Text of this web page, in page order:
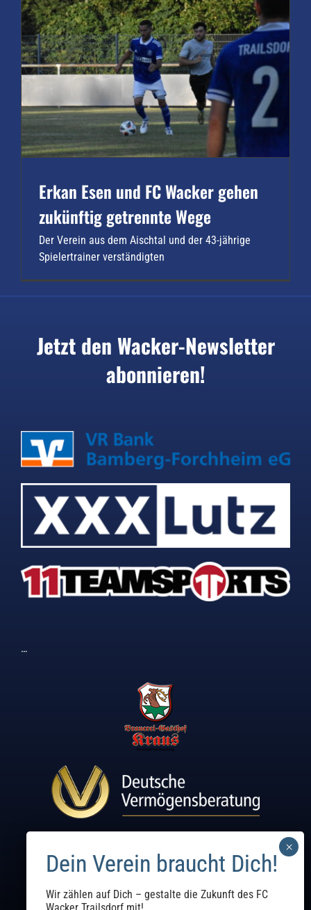
Erkan Esen und FC Wacker gehen
zukünftig getrennte Wege
Der Verein aus dem Aischtal und der 43-jährige
Spielertrainer verständigten
Jetzt den Wacker-Newsletter
abonnieren!
…
Wir zählen auf Dich – gestalte die Zukunft des FC